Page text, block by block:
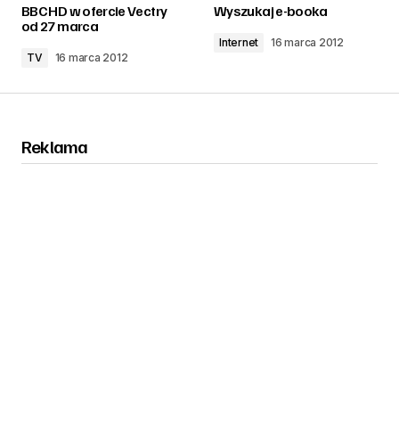
BBC HD w ofercie Vectry
od 27 marca
TV 16 marca 2012
Wyszukaj e-booka
Internet 16 marca 2012
Reklama